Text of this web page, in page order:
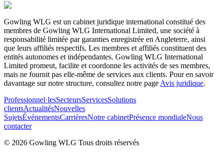
Gowling WLG est un cabinet juridique international constitué des
membres de Gowling WLG International Limited, une société à
responsabilité limitée par garanties enregistrée en Angleterre, ainsi
que leurs affiliés respectifs. Les membres et affiliés constituent des
entités autonomes et indépendantes. Gowling WLG International
Limited promeut, facilite et coordonne les activités de ses membres,
mais ne fournit pas elle-même de services aux clients. Pour en savoir
davantage sur notre structure, consultez notre page Avis juridique.
Professionnel·lesSecteursServicesSolutions
clientsActualitésNouvelles
SujetsÉvénementsCarrièresNotre cabinetPrésence mondialeNous
contacter
© 2026 Gowling WLG Tous droits réservés